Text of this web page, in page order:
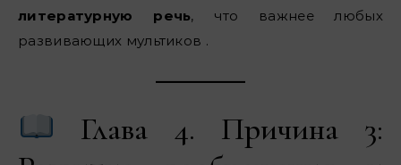
литературную речь, что важнее любых
развивающих мультиков .
Глава 4. Причина 3: